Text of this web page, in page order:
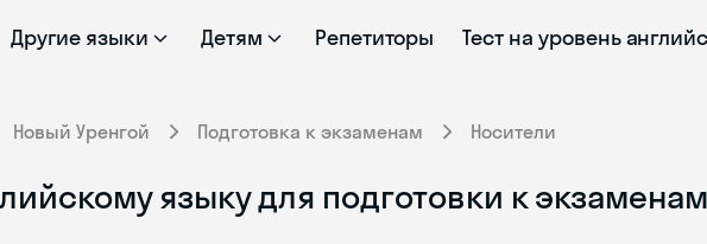
Другие языки Детям Репетиторы Тест на уровень
Новый Уренгой Подготовка к экзаменам Носители
языку для подготовки к